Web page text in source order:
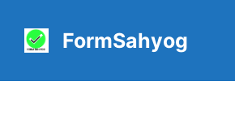
content
FormSahyog